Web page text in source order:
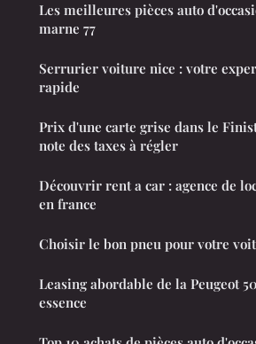
Les meilleures pièces auto
marne 77
Serrurier voiture nice : votre
rapide
Prix d'une carte grise dans le
note des taxes à régler
Découvrir rent a car : agence de
en france
Choisir le bon pneu pour votre
Leasing abordable de la Peugeot
essence